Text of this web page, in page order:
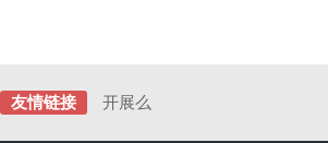
友情链接 开展么